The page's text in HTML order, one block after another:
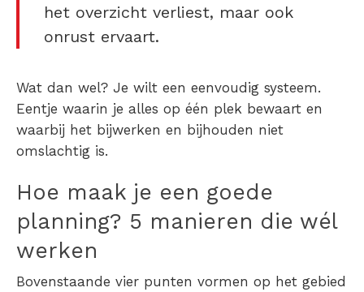
het overzicht verliest, maar ook
onrust ervaart.
Wat dan wel? Je wilt een eenvoudig systeem.
Eentje waarin je alles op één plek bewaart en
waarbij het bijwerken en bijhouden niet
omslachtig is.
Hoe maak je een goede
planning? 5 manieren die wél
werken
Bovenstaande vier punten vormen op het gebied